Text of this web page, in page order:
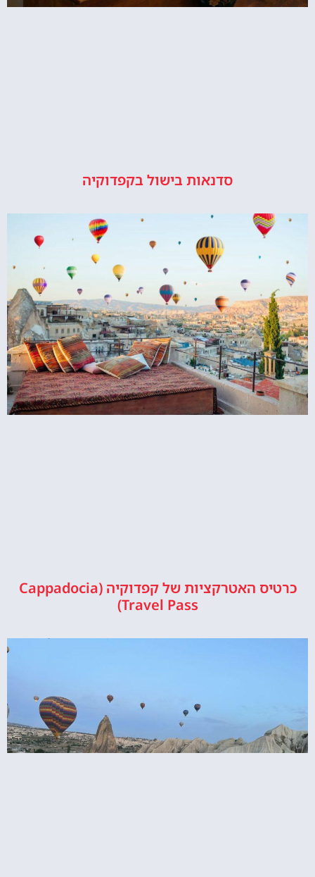
סדנאות בישול בקפדוקיה
כרטיס האטרקציות של קפדוקיה (Cappadocia
Travel Pass)